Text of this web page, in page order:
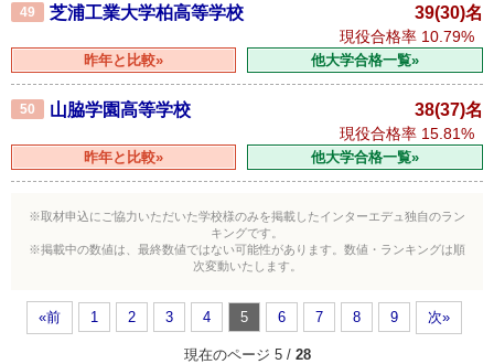
49 芝浦工業大学柏高等学校 39(30)名
現役合格率 10.79%
昨年と比較» 他大学合格一覧»
50 山脇学園高等学校 38(37)名
現役合格率 15.81%
昨年と比較» 他大学合格一覧»
※取材申込にご協力いただいた学校様のみを掲載したインターエデュ独自のラン
キングです。
※掲載中の数値は、最終数値ではない可能性があります。数値・ランキングは順
次変動いたします。
«前 1 2 3 4 5 6 7 8 9 次»
現在のページ 5 / 28